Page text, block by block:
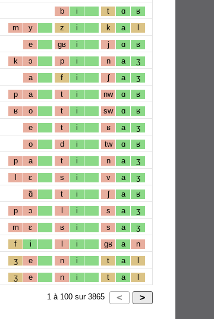
b i t ɑ ʁ
m y z i k a l
e gʁ i j ɑ ʁ
k ɔ p i n a ʒ
a f i ʃ a ʒ
p a t i nw ɑ ʁ
ʁ o t i sw ɑ ʁ
e t i ʁ a ʒ
o d i tw ɑ ʁ
p a t i n a ʒ
l ɛ s i v a ʒ
ɑ̃ t i ʃ a ʁ
p ɔ l i s a ʒ
m ɛ ʁ i s a ʒ
f i l i gʁ a n
ʒ e n i t a l
ʒ e n i t a l
1 à 100 sur 3865